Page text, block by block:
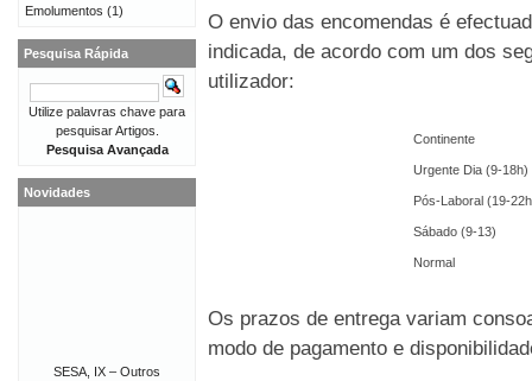
O envio das encomendas é
indicada, de acordo com um dos
utilizador:
Continente
Urgente Dia (9-18h)
Pós-Laboral (19-
Sábado (9-13)
Normal
Os prazos de entrega variam
modo de pagamento e
Emolumentos (1)
Pesquisa Rápida
Utilize palavras chave para
pesquisar Artigos.
Pesquisa Avançada
Novidades
SESA, IX – Outros